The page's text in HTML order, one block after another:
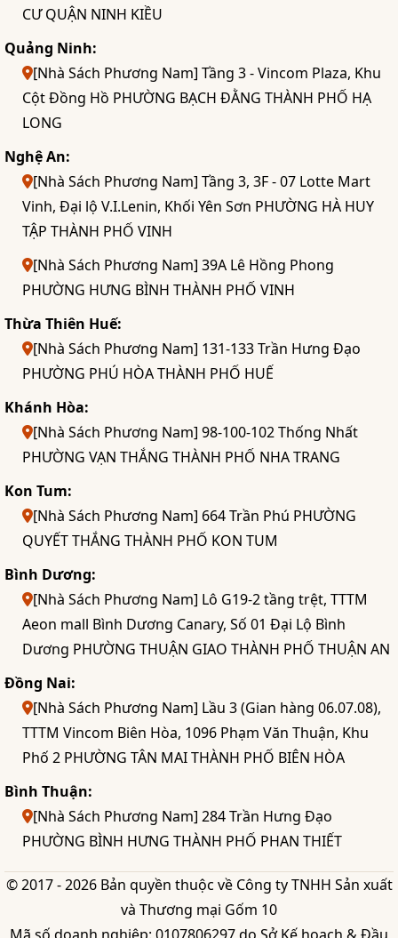
CƯ QUẬN NINH KIỀU
Quảng Ninh:
[Nhà Sách Phương Nam] Tầng 3 - Vincom Plaza, Khu
Cột Đồng Hồ PHƯỜNG BẠCH ĐẰNG THÀNH PHỐ HẠ
LONG
Nghệ An:
[Nhà Sách Phương Nam] Tầng 3, 3F - 07 Lotte Mart
Vinh, Đại lộ V.I.Lenin, Khối Yên Sơn PHƯỜNG HÀ HUY
TẬP THÀNH PHỐ VINH
[Nhà Sách Phương Nam] 39A Lê Hồng Phong
PHƯỜNG HƯNG BÌNH THÀNH PHỐ VINH
Thừa Thiên Huế:
[Nhà Sách Phương Nam] 131-133 Trần Hưng Đạo
PHƯỜNG PHÚ HÒA THÀNH PHỐ HUẾ
Khánh Hòa:
[Nhà Sách Phương Nam] 98-100-102 Thống Nhất
PHƯỜNG VẠN THẮNG THÀNH PHỐ NHA TRANG
Kon Tum:
[Nhà Sách Phương Nam] 664 Trần Phú PHƯỜNG
QUYẾT THẮNG THÀNH PHỐ KON TUM
Bình Dương:
[Nhà Sách Phương Nam] Lô G19-2 tầng trệt, TTTM
Aeon mall Bình Dương Canary, Số 01 Đại Lộ Bình
Dương PHƯỜNG THUẬN GIAO THÀNH PHỐ THUẬN AN
Đồng Nai:
[Nhà Sách Phương Nam] Lầu 3 (Gian hàng 06.07.08),
TTTM Vincom Biên Hòa, 1096 Phạm Văn Thuận, Khu
Phố 2 PHƯỜNG TÂN MAI THÀNH PHỐ BIÊN HÒA
Bình Thuận:
[Nhà Sách Phương Nam] 284 Trần Hưng Đạo
PHƯỜNG BÌNH HƯNG THÀNH PHỐ PHAN THIẾT
© 2017 - 2026 Bản quyền thuộc về Công ty TNHH Sản xuất
và Thương mại Gốm 10